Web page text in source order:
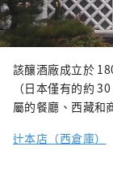
該釀酒廠成立於
（日本僅有的約
屬的餐廳、西藏和
辻本店（西倉庫）